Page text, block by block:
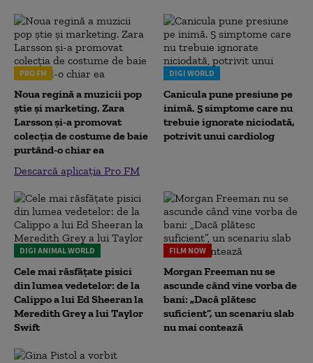
PRO FM
Noua regină a muzicii pop
știe și marketing. Zara
Larsson și-a promovat
colecția de costume de baie
purtând-o chiar ea
Descarcă aplicația Pro FM
DIGI WORLD
Canicula pune presiune pe
inimă. 5 simptome care nu
trebuie ignorate niciodată,
potrivit unui cardiolog
DIGI ANIMAL WORLD
Cele mai răsfățate pisici
din lumea vedetelor: de la
Calippo a lui Ed Sheeran la
Meredith Grey a lui Taylor
Swift
FILM NOW
Morgan Freeman nu se
ascunde când vine vorba de
bani: „Dacă plătesc
suficient”, un scenariu slab
nu mai contează